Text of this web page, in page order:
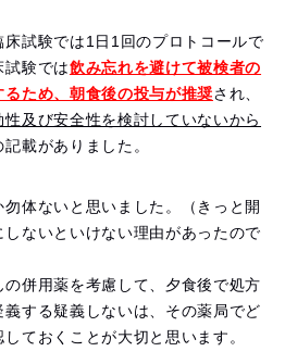
試験では1日1回のプロトコールで
試験では飲み忘れを避けて被検者の
ため、朝食後の投与が推奨され、
及び安全性を検討していないから
載がありました。
体ないと思いました。（きっと開
ないといけない理由があったので
併用薬を考慮して、夕食後で処方
する疑義しないは、その薬局でど
ておくことが大切と思います。